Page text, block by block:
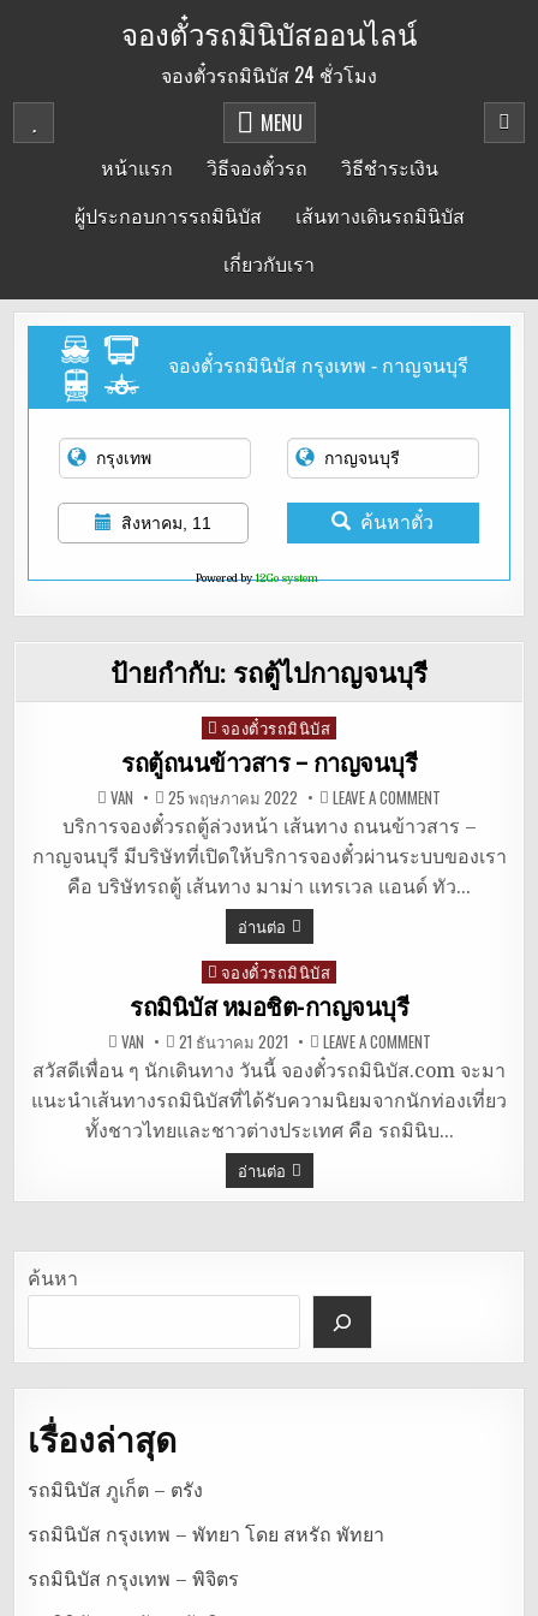
จองตั๋วรถมินิบัสออนไลน์
จองตั๋วรถมินิบัส 24 ชั่วโมง
MENU
หน้าแรก
วิธีจองตั๋วรถ
วิธีชำระเงิน
ผู้ประกอบการรถมินิบัส
เส้นทางเดินรถมินิบัส
เกี่ยวกับเรา
จองตั๋วรถมินิบัส กรุงเทพ - กาญจนบุรี
สิงหาคม, 11 ค้นหาตั๋ว
Powered by12Go system
ป้ายกำกับ: รถตู้ไปกาญจนบุรี
Posted
in
จองตั๋วรถมินิบัส
รถตู้ถนนข้าวสาร – กาญจนบุรี
VAN 25 พฤษภาคม 2022 LEAVE A COMMENT
ตู้
ข้าวสาร
–
กาญจนบุรี
บริการจองตั๋วรถตู้ล่วงหน้า เส้นทาง ถนนข้าวสาร –
กาญจนบุรี มีบริษัทที่เปิดให้บริการจองตั๋วผ่านระบบของเรา
คือ บริษัทรถตู้ เส้นทาง มาม่า แทรเวล แอนด์ ทัว…
อ่านต่อ
Posted
in
จองตั๋วรถมินิบัส
รถมินิบัส หมอชิต-กาญจนบุรี
VAN 21 ธันวาคม 2021 LEAVE A COMMENTON
มิ
บัส
กาญจนบุรี
สวัสดีเพื่อน ๆ นักเดินทาง วันนี้ จองตั๋วรถมินิบัส.com จะมา
แนะนำเส้นทางรถมินิบัสที่ได้รับความนิยมจากนักท่องเที่ยว
ทั้งชาวไทยและชาวต่างประเทศ คือ รถมินิบ…
อ่านต่อ
ค้นหา
เรื่องล่าสุด
รถมินิบัส ภูเก็ต – ตรัง
รถมินิบัส กรุงเทพ – พัทยา โดย สหรัถ พัทยา
รถมินิบัส กรุงเทพ – พิจิตร